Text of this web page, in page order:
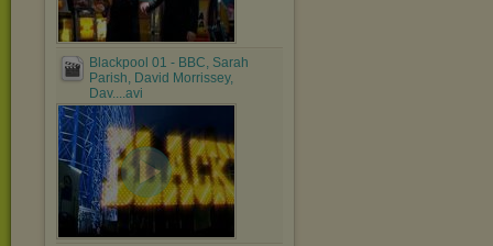
Blackpool 01 - BBC, Sarah
Parish, David Morrissey,
Dav....avi